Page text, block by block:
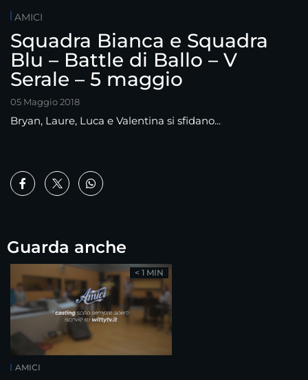
AMICI
Squadra Bianca e Squadra
Blu – Battle di Ballo – V
Serale – 5 maggio
05 Maggio 2018
Bryan, Laure, Luca e Valentina si sfidano...
Guarda anche
AMICI
< 1 MIN